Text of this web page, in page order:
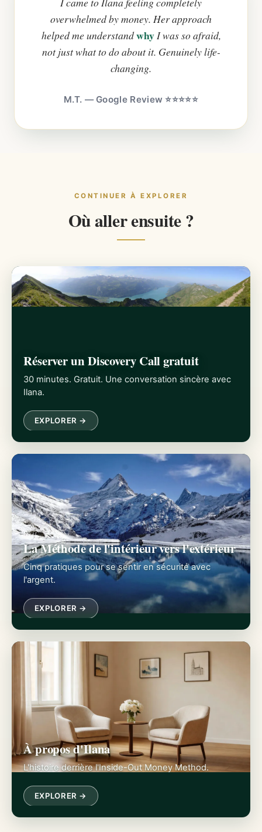
overwhelmed by money. Her approach
helped me understandwhyI was so afraid,
not just what to do about it. Genuinely life-
changing.
M.T. — Google Review ⭐⭐⭐⭐⭐
CONTINUER À EXPLORER
Où aller ensuite ?
Réserver un Discovery Call gratuit
30 minutes. Gratuit. Une conversation sincère avec
Ilana.
EXPLORER →
La Méthode de l'intérieur vers l'extérieur
Cinq pratiques pour se sentir en sécurité avec
l'argent.
EXPLORER →
À propos d'Ilana
L'histoire derrière l'Inside-Out Money Method.
EXPLORER →